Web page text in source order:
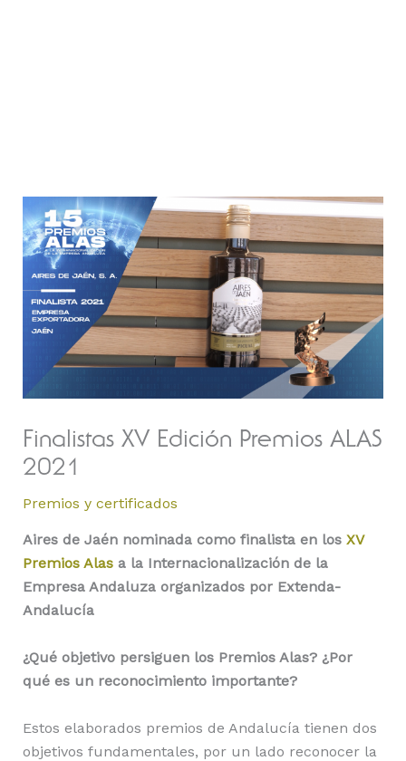
Finalistas XV Edición Premios ALAS
2021
Premios y certificados
Aires de Jaén nominada como finalista en los XV
Premios Alasa la Internacionalización de la
Empresa Andaluza organizados por Extenda-
Andalucía
¿Qué objetivo persiguen los Premios Alas? ¿Por
qué es un reconocimiento importante?
Estos elaborados premios de Andalucía tienen dos
objetivos fundamentales, por un lado reconocer la